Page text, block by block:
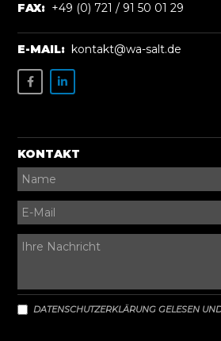
FAX: +49 (0) 721 / 91 50 01 29
E-MAIL: kontakt@wa-salt.de
KONTAKT
DATENSCHUTZERKLÄRUNG GELESEN